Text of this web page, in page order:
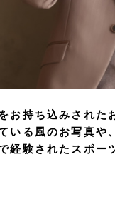
お持ち込みされた
いる風のお写真
経験されたスポー